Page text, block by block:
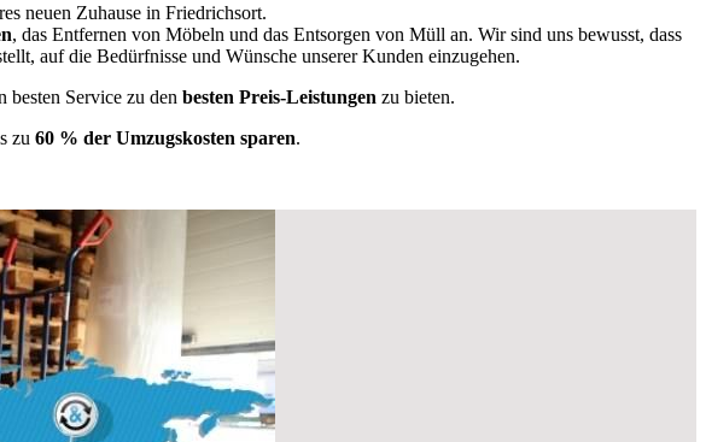
neuen Zuhause in Friedrichsort.
, das Entfernen von Möbeln und das Entsorgen von Müll an. Wir sind uns bewusst, dass
auf die Bedürfnisse und Wünsche unserer Kunden einzugehen.
besten Service zu den besten Preis-Leistungen zu bieten.
zu 60 % der Umzugskosten sparen.